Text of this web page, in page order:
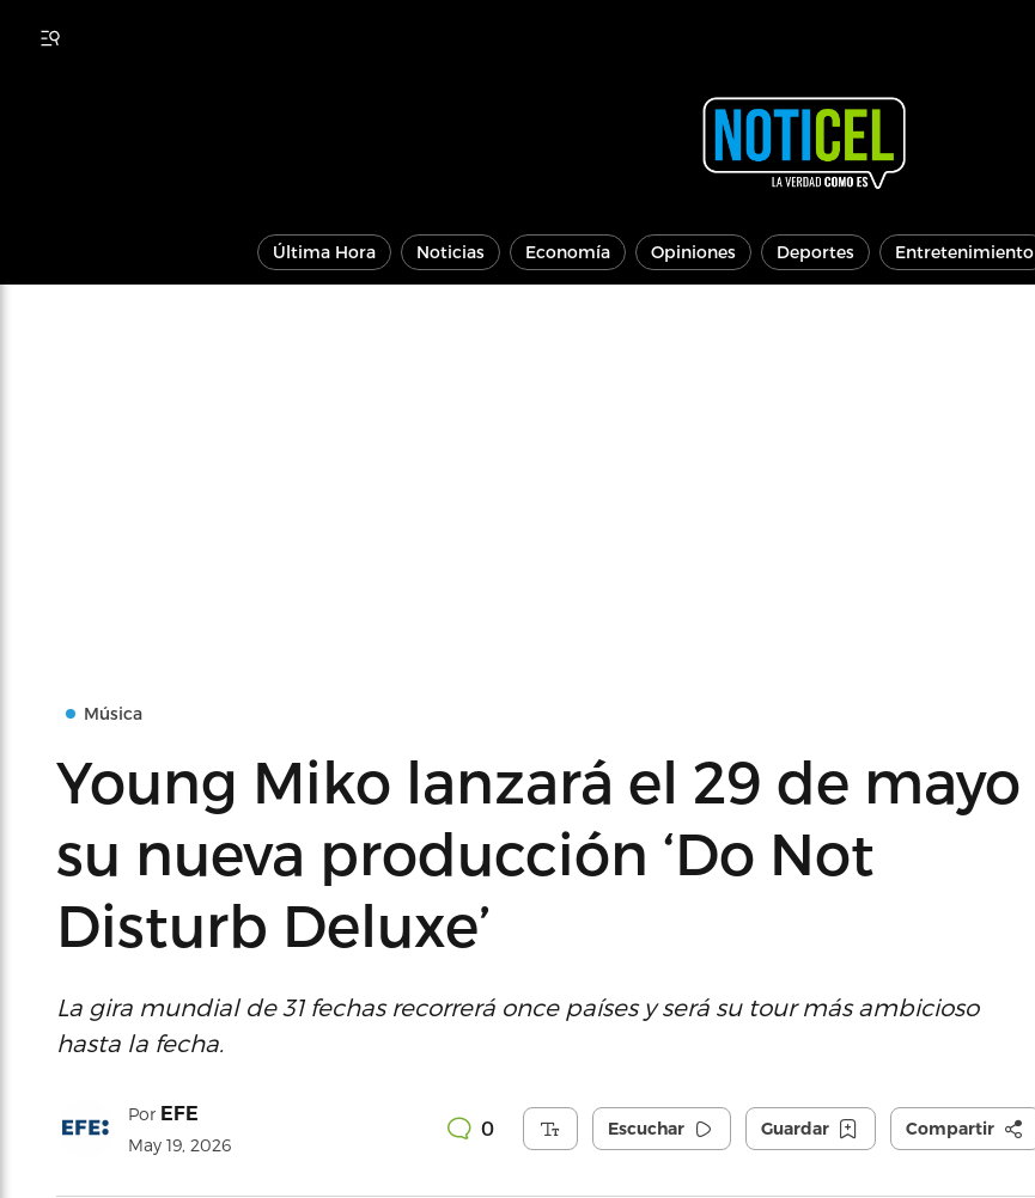
Última Hora Noticias Economía Opiniones Deportes Entretenimiento
Música
Young Miko lanzará el 29 de mayo
su nueva producción ‘Do Not
Disturb Deluxe’
La gira mundial de 31 fechas recorrerá once países y será su tour más ambicioso
hasta la fecha.
Por EFE
May 19, 2026
0 Escuchar Guardar Compartir